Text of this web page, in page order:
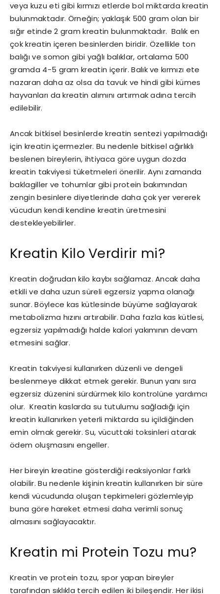
veya kuzu eti gibi kırmızı etlerde bol miktarda kreatin
bulunmaktadır. Örneğin; yaklaşık 500 gram olan bir
sığır etinde 2 gram kreatin bulunmaktadır. Balık en
çok kreatin içeren besinlerden biridir. Özellikle ton
balığı ve somon gibi yağlı balıklar, ortalama 500
gramda 4-5 gram kreatin içerir. Balık ve kırmızı ete
nazaran daha az olsa da tavuk ve hindi gibi kümes
hayvanları da kreatin alımını artırmak adına tercih
edilebilir.
Ancak bitkisel besinlerde kreatin sentezi yapılmadığı
için kreatin içermezler. Bu nedenle bitkisel ağırlıklı
beslenen bireylerin, ihtiyaca göre uygun dozda
kreatin takviyesi tüketmeleri önerilir. Aynı zamanda
baklagiller ve tohumlar gibi protein bakımından
zengin besinlere diyetlerinde daha çok yer vererek
vücudun kendi kendine kreatin üretmesini
destekleyebilirler.
Kreatin Kilo Verdirir mi?
Kreatin doğrudan kilo kaybı sağlamaz. Ancak daha
etkili ve daha uzun süreli egzersiz yapma olanağı
sunar. Böylece kas kütlesinde büyüme sağlayarak
metabolizma hızını artırabilir. Daha fazla kas kütlesi,
egzersiz yapılmadığı halde kalori yakımının devam
etmesini sağlar.
Kreatin takviyesi kullanırken düzenli ve dengeli
beslenmeye dikkat etmek gerekir. Bunun yanı sıra
egzersiz düzenini sürdürmek kilo kontrolüne yardımcı
olur. Kreatin kaslarda su tutulumu sağladığı için
kreatin kullanırken yeterli miktarda su içildiğinden
emin olmak gerekir. Su, vücuttaki toksinleri atarak
ödem oluşmasını engeller.
Her bireyin kreatine gösterdiği reaksiyonlar farklı
olabilir. Bu nedenle kişinin kreatin kullanırken bir süre
kendi vücudunda oluşan tepkimeleri gözlemleyip
buna göre hareket etmesi daha verimli sonuç
almasını sağlayacaktır.
Kreatin mi Protein Tozu mu?
Kreatin ve protein tozu, spor yapan bireyler
tarafından sıklıkla tercih edilen iki bileşendir. Her ikisi